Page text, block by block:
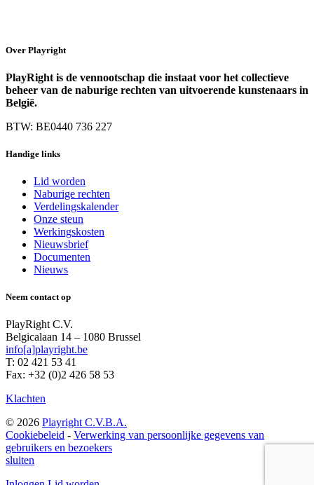
Over Playright
PlayRight is de vennootschap die instaat voor het collectieve
beheer van de naburige rechten van uitvoerende kunstenaars in
België.
BTW: BE0440 736 227
Handige links
Lid worden
Naburige rechten
Verdelingskalender
Onze steun
Werkingskosten
Nieuwsbrief
Documenten
Nieuws
Neem contact op
PlayRight C.V.
Belgicalaan 14 – 1080 Brussel
info[a]playright.be
T: 02 421 53 41
Fax: +32 (0)2 426 58 53
Klachten
© 2026 Playright C.V.B.A.
Cookiebeleid - Verwerking van persoonlijke gegevens van
gebruikers en bezoekers
sluiten